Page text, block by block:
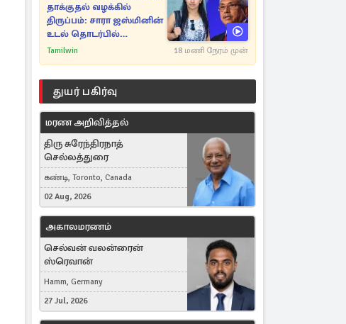
தாக்குதல் வழக்கில்
திருப்பம்: சாரா ஜஸ்மினின்
உடல் தொடர்பில்
நீதிமன்றத்தில் வெளியான
Tamilwin 18 மணி நேரம் முன்
துயர் பகிர்வு
மரண அறிவித்தல்
திரு சுரேந்திரநாத்
செல்லத்துரை
கண்டி, Toronto, Canada
02 Aug, 2026
அகாலமரணம்
செல்வன் வலன்ரைன்
ஸ்ரெவான்
Hamm, Germany
27 Jul, 2026